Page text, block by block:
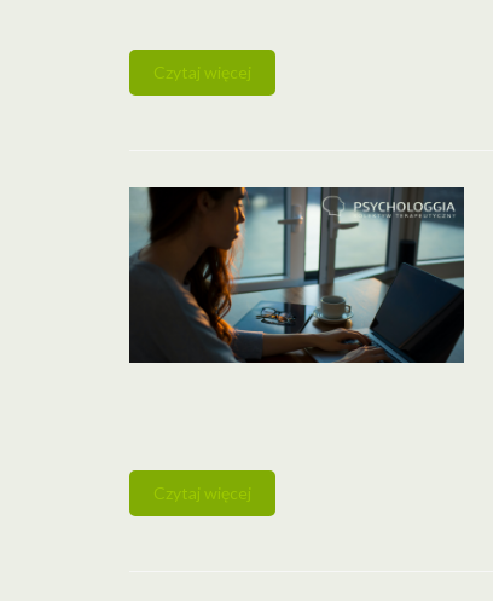
Czytaj więcej
Czytaj więcej